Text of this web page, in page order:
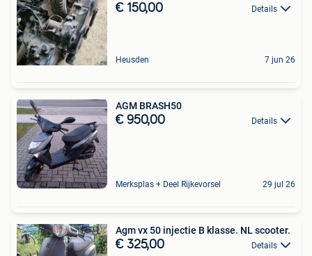
€ 150,00 Details
Heusden 7 jun 26
AGM BRASH50
€ 950,00 Details
Merksplas + Deel Rijkevorsel 29 jul 26
Agm vx 50 injectie B klasse. NL scooter.
€ 325,00 Details